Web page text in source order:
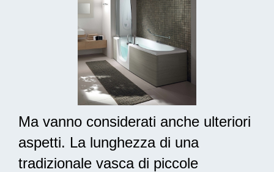
Ma vanno considerati anche ulteriori
aspetti. La lunghezza di una
tradizionale vasca di piccole